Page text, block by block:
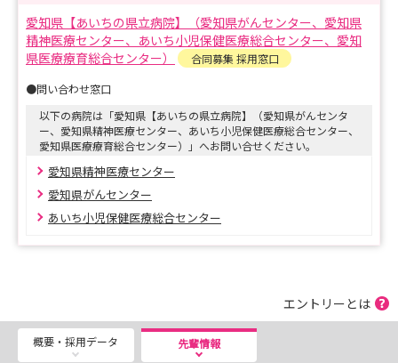
す。
とやりがいを持って働ける環境作りを実践していきます。
ご興味のある方はぜひともエントリーをお願いします。
愛知県【あいちの県立病院】（愛知県がんセンター、愛知県
精神医療センター、あいち小児保健医療総合センター、愛知
県医療療育総合センター）
合同募集 採用窓口
●問い合わせ窓口
以下の病院は「愛知県【あいちの県立病院】（愛知県がんセンタ
ー、愛知県精神医療センター、あいち小児保健医療総合センター、
愛知県医療療育総合センター）」へお問い合せください。
愛知県精神医療センター
愛知県がんセンター
あいち小児保健医療総合センター
エントリーとは
概要・採用データ 先輩情報